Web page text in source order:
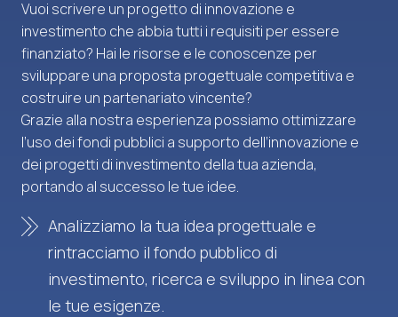
Vuoi scrivere un progetto di innovazione e
investimento che abbia tutti i requisiti per essere
finanziato? Hai le risorse e le conoscenze per
sviluppare una proposta progettuale competitiva e
costruire un partenariato vincente?
Grazie alla nostra esperienza possiamo ottimizzare
l’uso dei fondi pubblici a supporto dell’innovazione e
dei progetti di investimento della tua azienda,
portando al successo le tue idee.
Analizziamo la tua idea progettuale e
rintracciamo il fondo pubblico di
investimento, ricerca e sviluppo in linea con
le tue esigenze.